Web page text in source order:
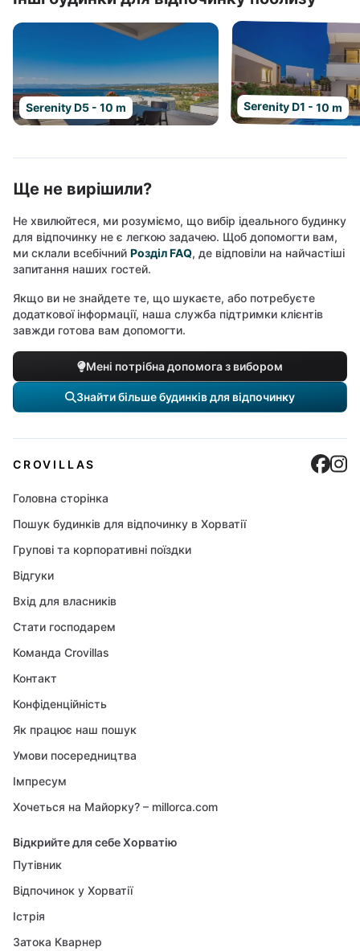
Serenity D5 - 10 m Serenity D1 - 10 m
Ще не вирішили?
Не хвилюйтеся, ми розуміємо, що вибір ідеального будинку
для відпочинку не є легкою задачею. Щоб допомогти вам,
ми склали всебічний Розділ FAQ, де відповіли на найчастіші
запитання наших гостей.
Якщо ви не знайдете те, що шукаєте, або потребуєте
додаткової інформації, наша служба підтримки клієнтів
завжди готова вам допомогти.
Мені потрібна допомога з вибором
Знайти більше будинків для відпочинку
CROVILLAS
Головна сторінка
Пошук будинків для відпочинку в Хорватії
Групові та корпоративні поїздки
Відгуки
Вхід для власників
Стати господарем
Команда Crovillas
Контакт
Конфіденційність
Як працює наш пошук
Умови посередництва
Імпресум
Хочеться на Майорку? – millorca.com
Відкрийте для себе Хорватію
Путівник
Відпочинок у Хорватії
Істрія
Затока Кварнер